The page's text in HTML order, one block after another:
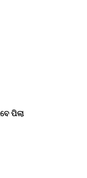
ପିଲା